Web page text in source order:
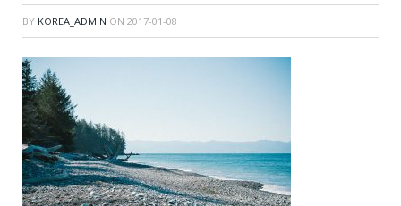
BY KOREA_ADMIN ON 2017-01-08